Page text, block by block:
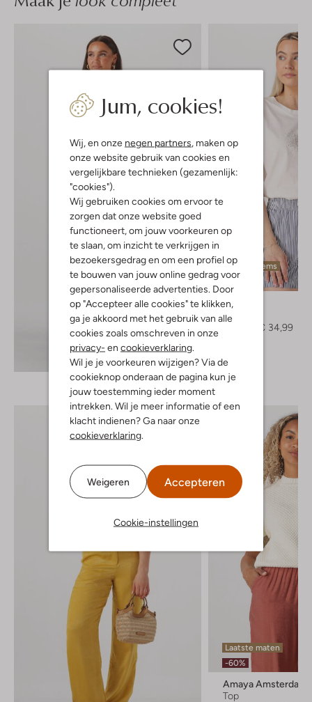
Jum, cookies!
Wij, en onze negen partners, maken op
onze website gebruik van cookies en
vergelijkbare technieken (gezamenlijk:
"cookies").
Wij gebruiken cookies om ervoor te
zorgen dat onze website goed
functioneert, om jouw voorkeuren op
te slaan, om inzicht te verkrijgen in
bezoekersgedrag en om een profiel op
te bouwen van jouw online gedrag voor
gepersonaliseerde advertenties. Door
op "Accepteer alle cookies" te klikken,
ga je akkoord met het gebruik van alle
cookies zoals omschreven in onze
privacy- en cookieverklaring.
Wil je je voorkeuren wijzigen? Via de
cookieknop onderaan de pagina kun je
jouw toestemming ieder moment
intrekken. Wil je meer informatie of een
klacht indienen? Ga naar onze
cookieverklaring.
Weigeren Accepteren
Cookie-instellingen
Ontdek de look
Laatste items
-50%
Nukus
T-shirt
€ 34,99
Laatste maten
-60%
Amaya Amsterdam
Top